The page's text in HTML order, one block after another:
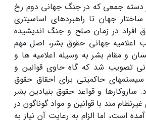
دسته جمعی که در جنگ جهانی دوم رخ
ساختار جهان تا راهبردهای اساسیتری
افراد در زمان صلح و جنگ اندیشیده
اعلامیه جهانی حقوق بشر، اصل مهم
و مقام بشر به وسیله اعلامیه ها و
تصویب شد که گاه حاوی قوانین و
حاکمیتی برای احقاق حقوق
سازوکارها و قواعد حقوق بنیادین بشر
مند با قوانین و مواد گوناگون در
است، اما الزام به رعایت آن نیاز به